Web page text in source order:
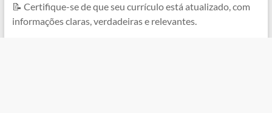
📝 Certifique-se de que seu currículo está atualizado, com
informações claras, verdadeiras e relevantes.